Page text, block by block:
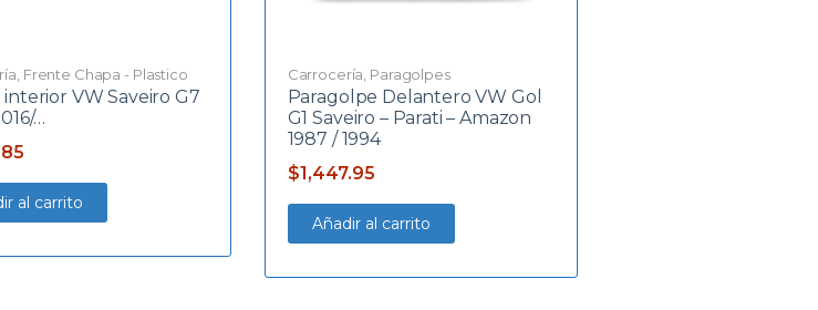
Frente Chapa - Plastico
VW Saveiro G7
…
al carrito
Carrocería Paragolpes
Paragolpe Delantero VW Gol
G1 Saveiro – Parati – Amazon
1987 / 1994
$1,447.95
Añadir al carrito